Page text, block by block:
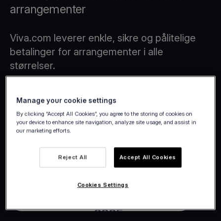
arrangementer
Viva.com leverer enkle, sikre og pålitelige
betalinger for arrangementer i alle
størrelser.
2025
Manage your cookie settings
By clicking “Accept All Cookies”, you agree to the storing of cookies on
your device to enhance site navigation, analyze site usage, and assist in
our marketing efforts.
Reject All Accept All Cookies
Cookies Settings